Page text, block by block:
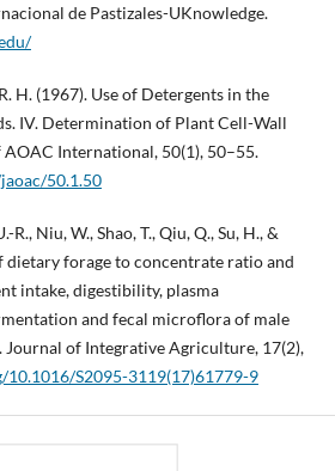
de Pastizales-UKnowledge.
H. (1967). Use of Detergents in the
IV. Determination of Plant Cell-Wall
International, 50(1), 50–55.
50.1.50
R., Niu, W., Shao, T., Qiu, Q., Su, H., &
dietary forage to concentrate ratio and
intake, digestibility, plasma
and fecal microflora of male
Journal of Integrative Agriculture, 17(2),
10.1016/S2095-3119(17)61779-9